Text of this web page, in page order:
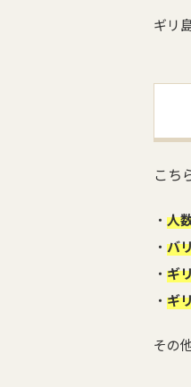
ギリ
こち
・ 人
・ バ
・ ギ
・ ギ
その